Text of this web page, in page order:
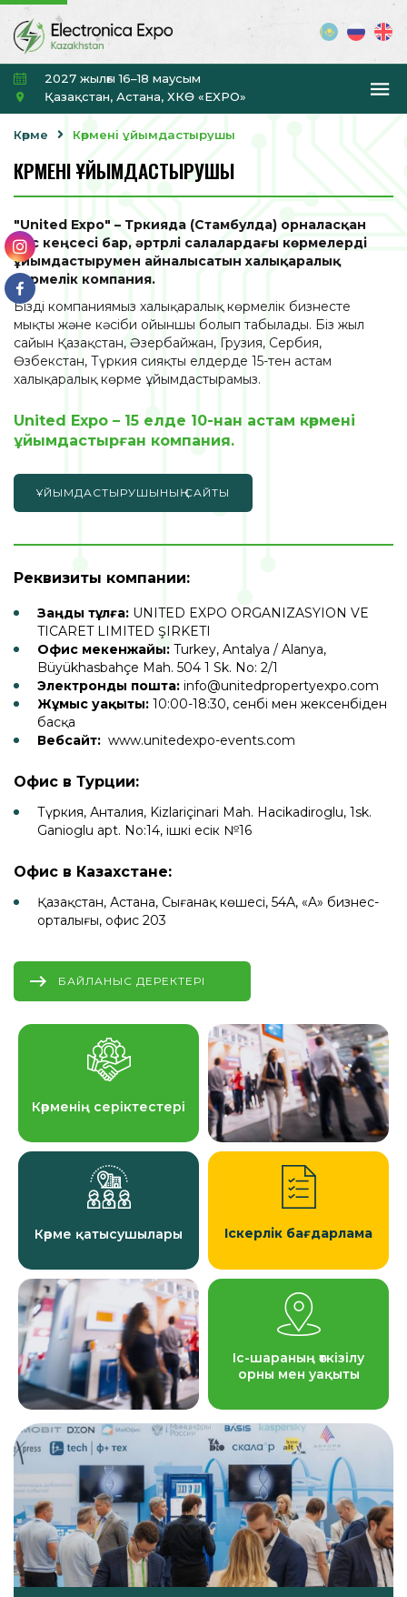
2027 жылғы 16–18 маусым
Қазақстан, Астана, ХКӨ «EXPO»
Көрме Көрмені ұйымдастырушы
КӨРМЕНІ ҰЙЫМДАСТЫРУШЫ
"United Expo" – Түркияда (Стамбулда) орналасқан
бас кеңсесі бар, әртүрлі салалардағы көрмелерді
ұйымдастырумен айналысатын халықаралық
көрмелік компания.
Біздің компаниямыз халықаралық көрмелік бизнесте
мықты және кәсіби ойыншы болып табылады. Біз жыл
сайын Қазақстан, Әзербайжан, Грузия, Сербия,
Өзбекстан, Түркия сияқты елдерде 15-тен астам
халықаралық көрме ұйымдастырамыз.
United Expo – 15 елде 10-нан астам көрмені
ұйымдастырған компания.
ҰЙЫМДАСТЫРУШЫНЫҢ САЙТЫ
Реквизиты компании:
Заңды тұлға: UNITED EXPO ORGANIZASYION VE
TICARET LIMITED ŞIRKETI
Офис мекенжайы: Turkey, Antalya / Alanya,
Büyükhasbahçe Mah. 504 1 Sk. No: 2/1
Электронды пошта: info@unitedpropertyexpo.com
Жұмыс уақыты: 10:00-18:30, сенбі мен жексенбіден
басқа
Вебсайт: www.unitedexpo-events.com
Офис в Турции:
Түркия, Анталия, Kizlariçinari Mah. Hacikadiroglu, 1sk.
Ganioglu apt. No:14, ішкі есік №16
Офис в Казахстане:
Қазақстан, Астана, Сығанақ көшесі, 54А, «A» бизнес-
орталығы, офис 203
БАЙЛАНЫС ДЕРЕКТЕРІ
Көрменің серіктестері
Көрме қатысушылары Іскерлік бағдарлама
Іс-шараның өткізілу
орны мен уақыты